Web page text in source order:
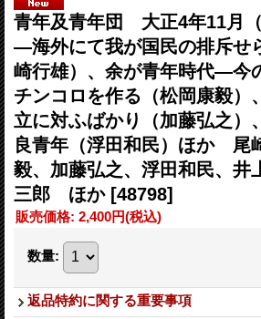
青年及青年団 大正4年11月（
―海外にて我が国民の排斥せ
崎行雄）、余が青年時代―今
チンコロを作る（松岡康毅）
立に対ふばかり（加藤弘之）
良青年（浮田和民）ほか 尾
毅、加藤弘之、浮田和民、井
三郎 ほか [48798]
販売価格: 2,400円(税込)
数量:
返品特約に関する重要事項